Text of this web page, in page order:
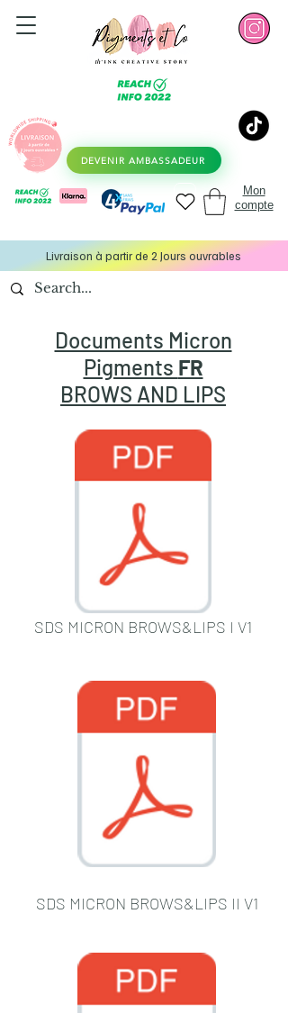
DEVENIR AMBASSADEUR
Mon
compte
Livraison à partir de 2 Jours ouvrables
Documents Micron
Pigments FR
BROWS AND LIPS
SDS MICRON BROWS&LIPS I V1
SDS MICRON BROWS&LIPS II V1